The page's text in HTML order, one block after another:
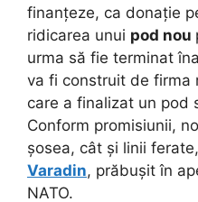
finanțeze, ca donație
ridicarea unui pod nou
urma să fie terminat
va fi construit de firma
care a finalizat un pod
Conform promisiunii,
șosea, cât și linii
Varadin, prăbușit în
NATO.